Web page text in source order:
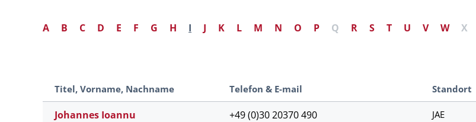
A B C D E F G H I J K L M N O P Q R S T U V W X
Titel, Vorname, Nachname Telefon & E-mail Standort
Johannes Ioannu
+49 (0)30 20370 490
JAE